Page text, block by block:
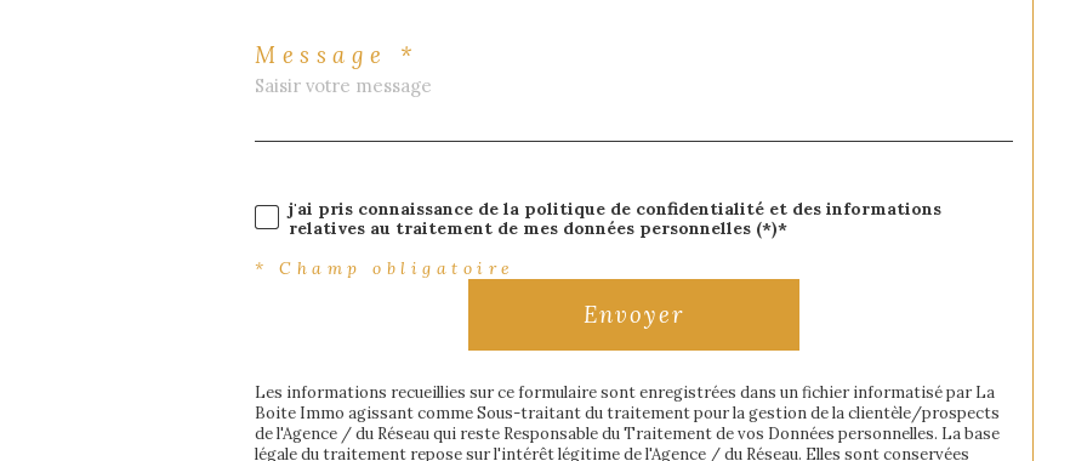
Message *
j'ai pris connaissance de la politique de confidentialité et des informations
relatives au traitement de mes données personnelles (*)*
* Champ obligatoire
Envoyer
Les informations recueillies sur ce formulaire sont enregistrées dans un fichier informatisé par La
Boite Immo agissant comme Sous-traitant du traitement pour la gestion de la clientèle/prospects
de l'Agence / du Réseau qui reste Responsable du Traitement de vos Données personnelles. La base
légale du traitement repose sur l'intérêt légitime de l'Agence / du Réseau. Elles sont conservées